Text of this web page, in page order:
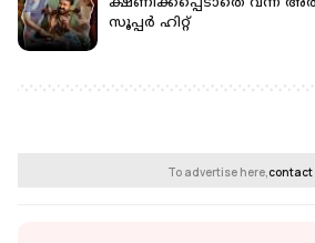
ക്ഷണിക്കപ്പെടാതെ വന്ന
സൂപ്പർ ഹിറ്റ്
To advertise here,contact